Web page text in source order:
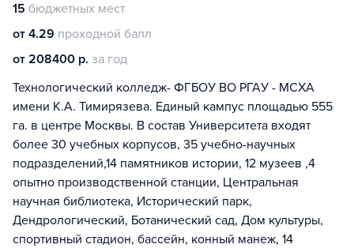
15 бюджетных мест
от 4.29 проходной балл
от 208400 р. за год
Технологический колледж- ФГБОУ ВО РГАУ - МСХА
имени К.А. Тимирязева. Единый кампус площадью 555
га. в центре Москвы. В состав Университета входят
более 30 учебных корпусов, 35 учебно-научных
подразделений,14 памятников истории, 12 музеев ,4
опытно производственной станции, Центральная
научная библиотека, Исторический парк,
Дендрологический, Ботанический сад, Дом культуры,
спортивный стадион, бассейн, конный манеж, 14